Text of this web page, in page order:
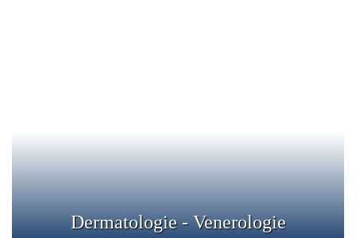
Dermatologie - Venerologie